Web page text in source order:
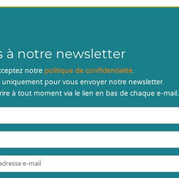
à notre newsletter
notre politique de confidentialité.
pour vous envoyer notre newsletter.
à tout moment via le lien en bas de chaque e-mail.